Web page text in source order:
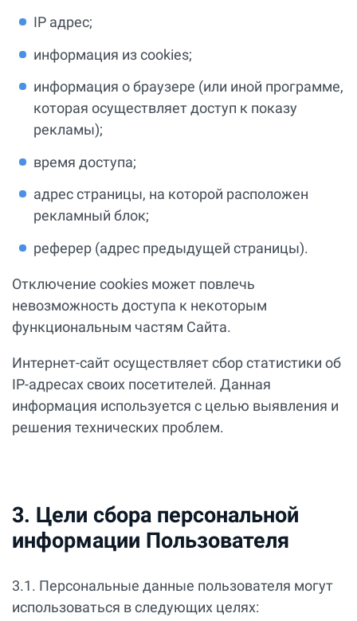
IP адрес;
информация из cookies;
информация о браузере (или иной программе,
которая осуществляет доступ к показу
рекламы);
время доступа;
адрес страницы, на которой расположен
рекламный блок;
реферер (адрес предыдущей страницы).
Отключение cookies может повлечь
невозможность доступа к некоторым
функциональным частям Сайта.
Интернет-сайт осуществляет сбор статистики об
IP-адресах своих посетителей. Данная
информация используется с целью выявления и
решения технических проблем.
3. Цели сбора персональной
информации Пользователя
3.1. Персональные данные пользователя могут
использоваться в следующих целях: